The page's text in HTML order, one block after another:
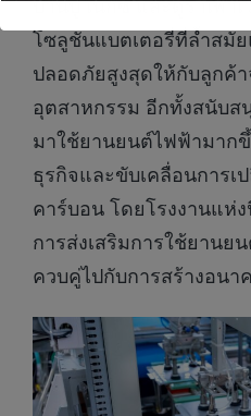
บ้านปู เน็กซ์ และดูราเพา
โซลูชันแบตเตอรี่ที่ล้ำสมั
ปลอดภัยสูงสุดให้กับลูกค้
อุตสาหกรรม อีกทั้งสนับส
มาใช้ยานยนต์ไฟฟ้ามาก
ธุรกิจและขับเคลื่อนการเ
คาร์บอน โดยโรงงานแห่
การส่งเสริมการใช้ยานย
ควบคู่ไปกับการสร้างอนา